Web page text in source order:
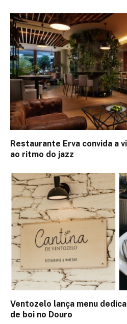
Restaurante Erva convida a
ao ritmo do jazz
Ventozelo lança menu
de boi no Douro